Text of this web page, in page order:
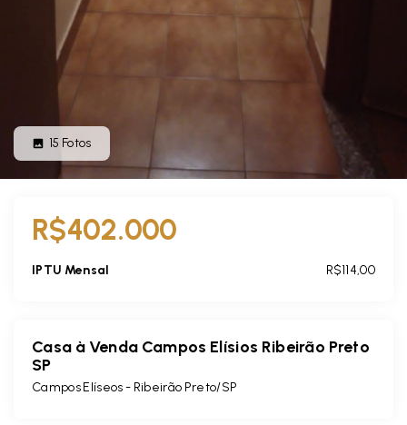
15 Fotos
R$402.000
IPTU Mensal R$114,00
Casa à Venda Campos Elísios Ribeirão Preto
SP
Campos Elíseos - Ribeirão Preto/SP